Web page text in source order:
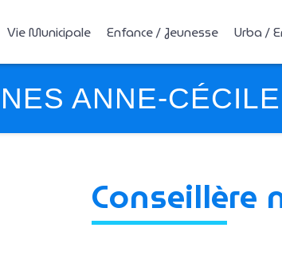
Vie Municipale Enfance / Jeunesse Urba /
ANNE-CÉCILE
Conseillère